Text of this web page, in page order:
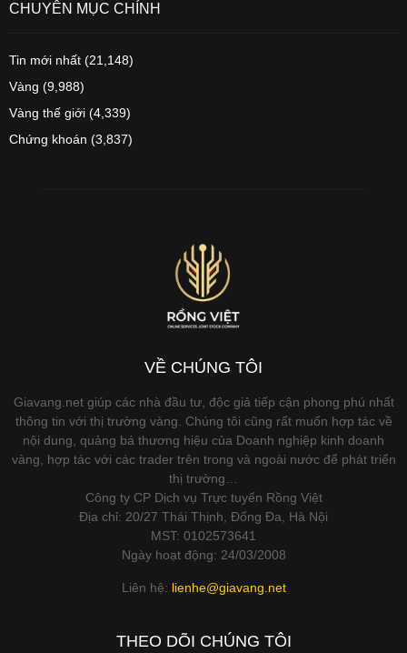
CHUYÊN MỤC CHÍNH
Tin mới nhất (21,148)
Vàng (9,988)
Vàng thế giới (4,339)
Chứng khoán (3,837)
VỀ CHÚNG TÔI
Giavang.net giúp các nhà đầu tư, độc giả tiếp cận phong phú nhất
thông tin với thị trường vàng. Chúng tôi cũng rất muốn hợp tác về
nội dung, quảng bá thương hiệu của Doanh nghiệp kinh doanh
vàng, hợp tác với các trader trên trong và ngoài nước để phát triển
thị trường…
Công ty CP Dịch vụ Trực tuyến Rồng Việt
Địa chỉ: 20/27 Thái Thịnh, Đống Đa, Hà Nội
MST: 0102573641
Ngày hoạt động: 24/03/2008
Liên hệ: lienhe@giavang.net
THEO DÕI CHÚNG TÔI